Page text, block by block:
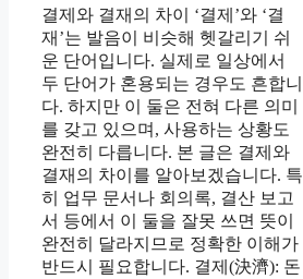
결제와 결재의 차이 ‘결제’와 ‘결
재’는 발음이 비슷해 헷갈리기 쉬
운 단어입니다. 실제로 일상에서
두 단어가 혼용되는 경우도 흔합니
다. 하지만 이 둘은 전혀 다른 의미
를 갖고 있으며, 사용하는 상황도
완전히 다릅니다. 본 글은 결제와
결재의 차이를 알아보겠습니다. 특
히 업무 문서나 회의록, 결산 보고
서 등에서 이 둘을 잘못 쓰면 뜻이
완전히 달라지므로 정확한 이해가
반드시 필요합니다. 결제(決濟): 돈